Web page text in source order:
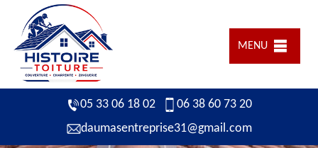
MENU
05 33 06 18 02
06 38 60 73 20
daumasentreprise31@gmail.com